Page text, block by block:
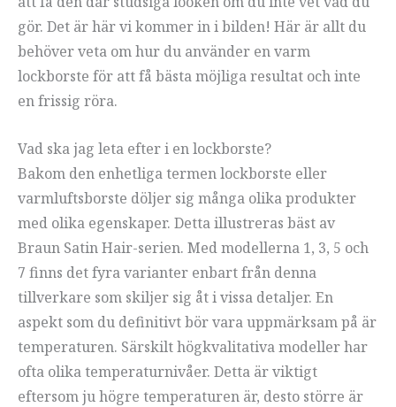
gör. Det är här vi kommer in i bilden! Här är allt du
behöver veta om hur du använder en varm
lockborste för att få bästa möjliga resultat och inte
en frissig röra.
Vad ska jag leta efter i en lockborste?
Bakom den enhetliga termen lockborste eller
varmluftsborste döljer sig många olika produkter
med olika egenskaper. Detta illustreras bäst av
Braun Satin Hair-serien. Med modellerna 1, 3, 5 och
7 finns det fyra varianter enbart från denna
tillverkare som skiljer sig åt i vissa detaljer. En
aspekt som du definitivt bör vara uppmärksam på är
temperaturen. Särskilt högkvalitativa modeller har
ofta olika temperaturnivåer. Detta är viktigt
eftersom ju högre temperaturen är, desto större är